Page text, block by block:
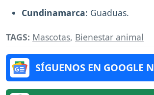
Cundinamarca: Guaduas.
TAGS: Mascotas, Bienestar animal
SÍGUENOS EN GOOGLE